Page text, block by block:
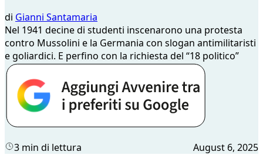
di Gianni Santamaria
Nel 1941 decine di studenti inscenarono una protesta
contro Mussolini e la Germania con slogan antimilitaristi
e goliardici. E perfino con la richiesta del “18 politico”
3 min di lettura August 6, 2025